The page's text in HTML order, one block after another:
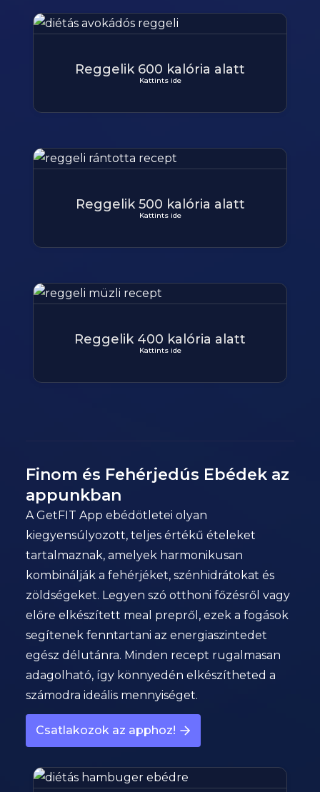
Reggelik 600 kalória alatt
Kattints ide
Reggelik 500 kalória alatt
Kattints ide
Reggelik 400 kalória alatt
Kattints ide
Finom és Fehérjedús Ebédek az
appunkban
A GetFIT App ebédötletei olyan
kiegyensúlyozott, teljes értékű ételeket
tartalmaznak, amelyek harmonikusan
kombinálják a fehérjéket, szénhidrátokat és
zöldségeket. Legyen szó otthoni főzésről vagy
előre elkészített meal prepről, ezek a fogások
segítenek fenntartani az energiaszintedet
egész délutánra. Minden recept rugalmasan
adagolható, így könnyedén elkészítheted a
számodra ideális mennyiséget.
Csatlakozok az apphoz!